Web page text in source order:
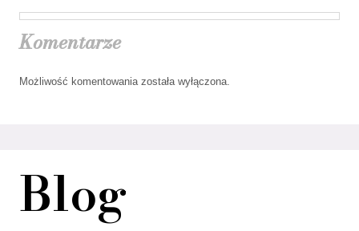
Komentarze
Możliwość komentowania została wyłączona.
Blog